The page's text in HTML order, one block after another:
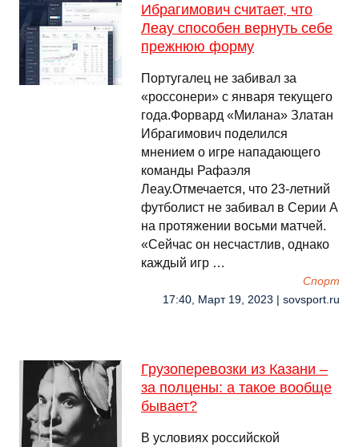
Ибрагимович считает, что
Леау способен вернуть себе
прежнюю форму
Португалец не забивал за
«россонери» с января текущего
года.Форвард «Милана» Златан
Ибрагимович поделился
мнением о игре нападающего
команды Рафаэля
Леау.Отмечается, что 23-летний
футболист не забивал в Серии А
на протяжении восьми матчей.
«Сейчас он несчастлив, однако
каждый игр …
Спорт
17:40, Март 19, 2023 | sovsport.ru
Грузоперевозки из Казани –
за полцены: а такое вообще
бывает?
В условиях российской